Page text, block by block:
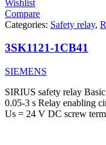
Wishlist
Compare
Categories: Safety relay,
3SK1121-1CB41
SIEMENS
SIRIUS safety relay
0.05-3 s Relay enabling
Us = 24 V DC screw